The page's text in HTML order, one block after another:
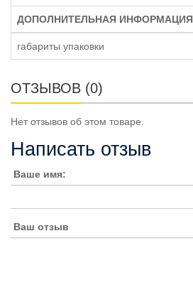
ДОПОЛНИТЕЛЬНАЯ ИНФОРМАЦИЯ
габариты упаковки
ОТЗЫВОВ (0)
Нет отзывов об этом товаре.
Написать отзыв
Ваше имя:
Ваш отзыв